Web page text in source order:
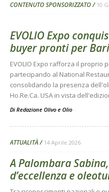
CONTENUTO SPONSORIZZATO 10
EVOLIO Expo
buyer pronti per
EVOLIO Expo rafforza il
partecipando al National
consolidando la presenza
Ho.Re.Ca. USA in vista
Di Redazione Olivo e Olio -
ATTUALITÀ 14 Aprile 2026
A Palombara
d’eccellenza e